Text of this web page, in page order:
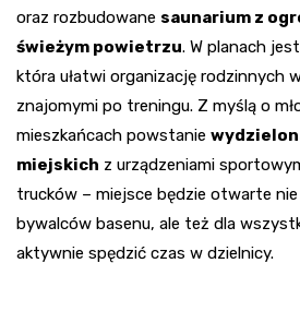
oraz rozbudowane saunarium z
świeżym powietrzu. W planach
która ułatwi organizację rodzinnych
znajomymi po treningu. Z myślą o
mieszkańcach powstanie
miejskich z urządzeniami
trucków – miejsce będzie otwarte
bywalców basenu, ale też dla
aktywnie spędzić czas w dzielnicy.